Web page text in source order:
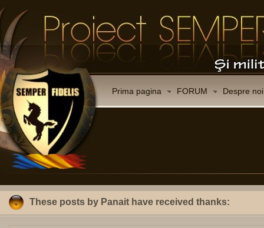
Prima pagina FORUM Despre noi
These posts by Panait have received thanks: